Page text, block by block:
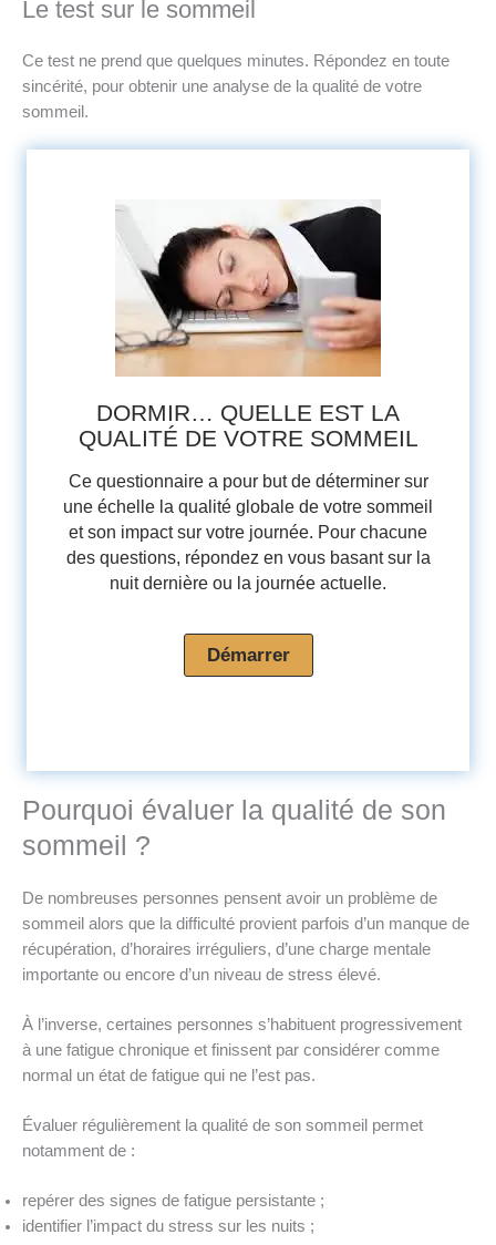
Le test sur le sommeil
Ce test ne prend que quelques minutes. Répondez en toute
sincérité, pour obtenir une analyse de la qualité de votre
sommeil.
DORMIR… QUELLE EST LA
QUALITÉ DE VOTRE SOMMEIL
Ce questionnaire a pour but de déterminer sur
une échelle la qualité globale de votre sommeil
et son impact sur votre journée. Pour chacune
des questions, répondez en vous basant sur la
nuit dernière ou la journée actuelle.
Pourquoi évaluer la qualité de son
sommeil ?
De nombreuses personnes pensent avoir un problème de
sommeil alors que la difficulté provient parfois d’un manque de
récupération, d’horaires irréguliers, d’une charge mentale
importante ou encore d’un niveau de stress élevé.
À l’inverse, certaines personnes s’habituent progressivement
à une fatigue chronique et finissent par considérer comme
normal un état de fatigue qui ne l’est pas.
Évaluer régulièrement la qualité de son sommeil permet
notamment de :
repérer des signes de fatigue persistante ;
identifier l’impact du stress sur les nuits ;